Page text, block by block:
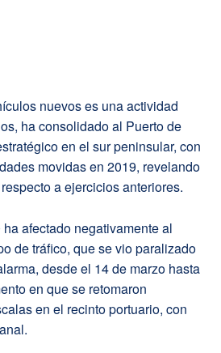
nuevos es una actividad
ha consolidado al Puerto de
en el sur peninsular, con
movidas en 2019, revelando
a ejercicios anteriores.
afectado negativamente al
de tráfico, que se vio paralizado
desde el 14 de marzo hasta
en que se retomaron
en el recinto portuario, con